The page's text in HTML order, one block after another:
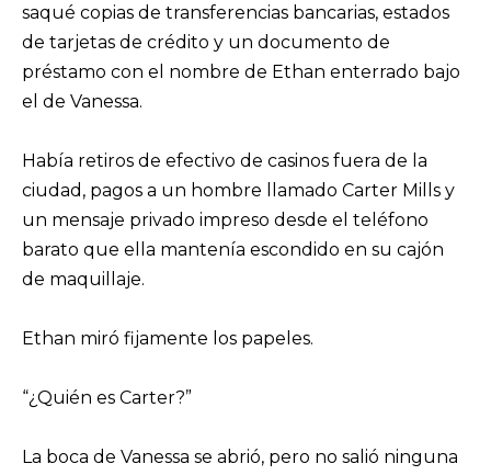
saqué copias de transferencias bancarias, estados
de tarjetas de crédito y un documento de
préstamo con el nombre de Ethan enterrado bajo
el de Vanessa.
Había retiros de efectivo de casinos fuera de la
ciudad, pagos a un hombre llamado Carter Mills y
un mensaje privado impreso desde el teléfono
barato que ella mantenía escondido en su cajón
de maquillaje.
Ethan miró fijamente los papeles.
“¿Quién es Carter?”
La boca de Vanessa se abrió, pero no salió ninguna